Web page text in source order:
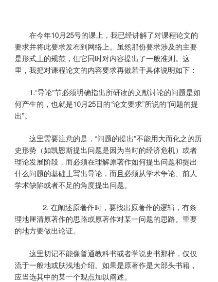
在今年10月25号的课上，我已经讲解了对课程论文的
要求并将此要求发布到网络上。虽然那份要求涉及的主要
是形式上的规范，但它同时对内容提出了一般准则。这
里，我把对课程论文的内容要求再做若干具体说明如下：
1.“导论”节必须明确指出所研读的文献讨论的问题是如
何产生的，也就是10月25日的“论文要求”所说的“问题的提
出”。
这里需要注意的是，“问题的提出”不能用大而化之的历
史形势（如凯恩斯提出问题是因为当时的经济危机）或者
理论发展阶段，而必须在理解原著作如何提出问题和提出
什么问题的基础上写出导论，而且必须从学术争论、前人
学术缺陷或者不足的角度提出问题。
2. 在阐述原著作时，要找出原著作的逻辑，有条
理地厘清原著作的思路或原著作对某一问题的思路。重要
的地方要做出论证。
这里切记不能像普通教科书或者学说史书那样，仅仅
流于一般地或肤浅地介绍。如果是原著作是大部头书籍，
应当选其中的某一个观点加以阐述。